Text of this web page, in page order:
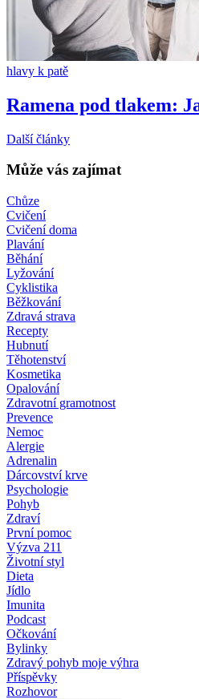
hlavy k patě
Ramena pod tlakem:
Další články
Může vás zajímat
Chůze
Cvičení
Cvičení doma
Plavání
Běhání
Lyžování
Cyklistika
Běžkování
Zdravá strava
Recepty
Hubnutí
Těhotenství
Kosmetika
Opalování
Zdravotní gramotnost
Prevence
Nemoc
Alergie
Adrenalin
Dárcovství krve
Psychologie
Pohyb
Zdraví
První pomoc
Výzva 211
Životní styl
Dieta
Jídlo
Imunita
Podcast
Očkování
Bylinky
Zdravý pohyb moje výhra
Příspěvky
Rozhovor